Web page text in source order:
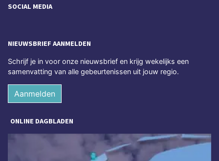
SOCIAL MEDIA
NIEUWSBRIEF AANMELDEN
Schrijf je in voor onze nieuwsbrief en krijg wekelijks een
samenvatting van alle gebeurtenissen uit jouw regio.
Aanmelden
ONLINE DAGBLADEN